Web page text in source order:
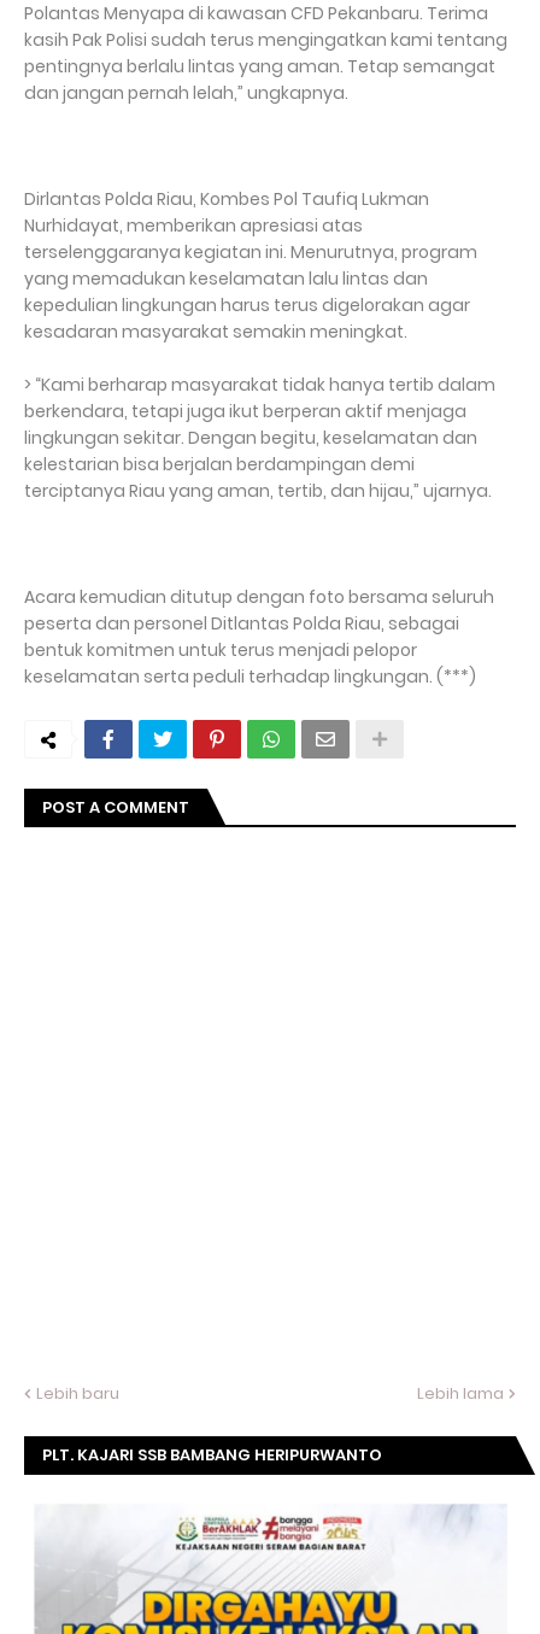
Polantas Menyapa di kawasan CFD Pekanbaru. Terima
kasih Pak Polisi sudah terus mengingatkan kami tentang
pentingnya berlalu lintas yang aman. Tetap semangat
dan jangan pernah lelah,” ungkapnya.
Dirlantas Polda Riau, Kombes Pol Taufiq Lukman
Nurhidayat, memberikan apresiasi atas
terselenggaranya kegiatan ini. Menurutnya, program
yang memadukan keselamatan lalu lintas dan
kepedulian lingkungan harus terus digelorakan agar
kesadaran masyarakat semakin meningkat.
> “Kami berharap masyarakat tidak hanya tertib dalam
berkendara, tetapi juga ikut berperan aktif menjaga
lingkungan sekitar. Dengan begitu, keselamatan dan
kelestarian bisa berjalan berdampingan demi
terciptanya Riau yang aman, tertib, dan hijau,” ujarnya.
Acara kemudian ditutup dengan foto bersama seluruh
peserta dan personel Ditlantas Polda Riau, sebagai
bentuk komitmen untuk terus menjadi pelopor
keselamatan serta peduli terhadap lingkungan. (***)
POST A COMMENT
Lebih baru Lebih lama
PLT. KAJARI SSB BAMBANG HERIPURWANTO
KEJAKSAAN RI KE- 20 TAHUN.